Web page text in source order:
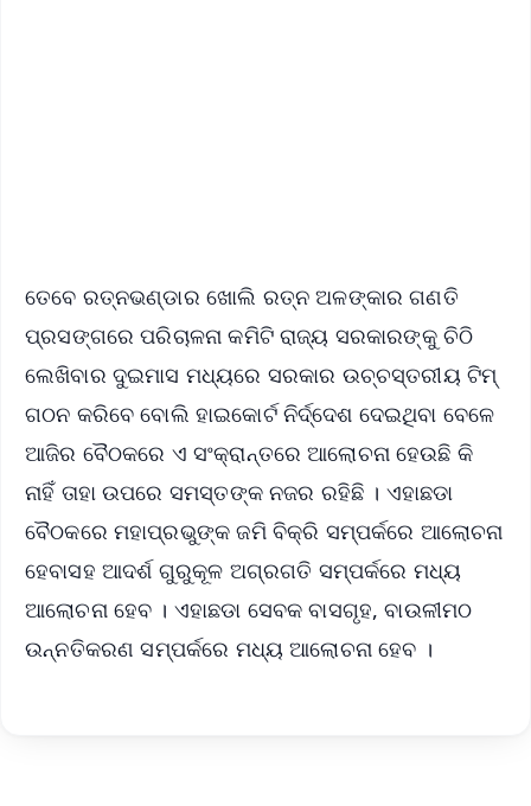
ତେବେ ରତ୍ନଭଣ୍ଡାର ଖୋଲି ରତ୍ନ ଅଳଙ୍କାର ଗଣତି
ପ୍ରସଙ୍ଗରେ ପରିଚାଳନା କମିଟି ରାଜ୍ୟ ସରକାରଙ୍କୁ ଚିଠି
ଲେଖିବାର ଦୁଇମାସ ମଧ୍ୟରେ ସରକାର ଉଚ୍ଚସ୍ତରୀୟ ଟିମ୍
ଗଠନ କରିବେ ବୋଲି ହାଇକୋର୍ଟ ନିର୍ଦ୍ଦେଶ ଦେଇଥିବା ବେଳେ
ଆଜିର ବୈଠକରେ ଏ ସଂକ୍ରାନ୍ତରେ ଆଲୋଚନା ହେଉଛି କି
ନାହିଁ ତାହା ଉପରେ ସମସ୍ତଙ୍କ ନଜର ରହିଛି । ଏହାଛଡା
ବୈଠକରେ ମହାପ୍ରଭୁଙ୍କ ଜମି ବିକ୍ରି ସମ୍ପର୍କରେ ଆଲୋଚନା
ହେବାସହ ଆଦର୍ଶ ଗୁରୁକୂଳ ଅଗ୍ରଗତି ସମ୍ପର୍କରେ ମଧ୍ୟ
ଆଲୋଚନା ହେବ । ଏହାଛଡା ସେବକ ବାସଗୃହ, ବାଉଳୀମଠ
ଉନ୍ନତିକରଣ ସମ୍ପର୍କରେ ମଧ୍ୟ ଆଲୋଚନା ହେବ ।